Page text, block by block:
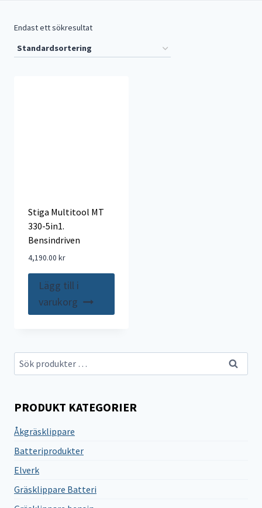
Endast ett sökresultat
Stiga Multitool MT
330-5in1.
Bensindriven
4,190.00 kr
Lägg till i
varukorg
Sök
efter:
Sök
PRODUKT KATEGORIER
Åkgräsklippare
Batteriprodukter
Elverk
Gräsklippare Batteri